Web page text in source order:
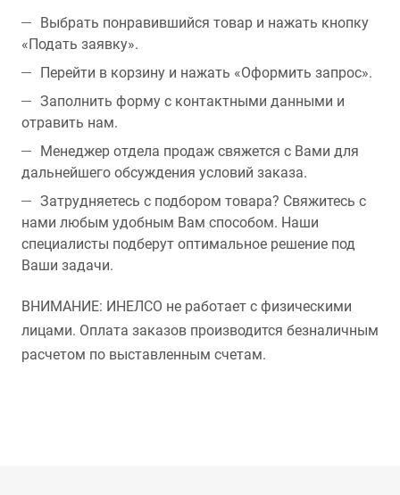
Выбрать понравившийся товар и нажать кнопку
«Подать заявку».
Перейти в корзину и нажать «Оформить запрос».
Заполнить форму с контактными данными и
отравить нам.
Менеджер отдела продаж свяжется с Вами для
дальнейшего обсуждения условий заказа.
Затрудняетесь с подбором товара? Свяжитесь с
нами любым удобным Вам способом. Наши
специалисты подберут оптимальное решение под
Ваши задачи.
ВНИМАНИЕ: ИНЕЛСО не работает с физическими
лицами. Оплата заказов производится безналичным
расчетом по выставленным счетам.